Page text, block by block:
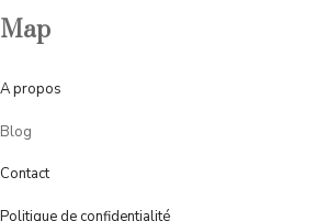
Map
Apropos
Blog
Contact
Politique de confidentialité